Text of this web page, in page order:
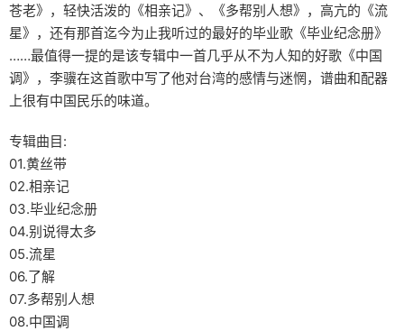
苍老》，轻快活泼的《相亲记》、《多帮别人想》，高亢的《流
星》，还有那首迄今为止我听过的最好的毕业歌《毕业纪念册》
……最值得一提的是该专辑中一首几乎从不为人知的好歌《中国
调》，李骥在这首歌中写了他对台湾的感情与迷惘，谱曲和配器
上很有中国民乐的味道。
专辑曲目:
01.黄丝带
02.相亲记
03.毕业纪念册
04.别说得太多
05.流星
06.了解
07.多帮别人想
08.中国调